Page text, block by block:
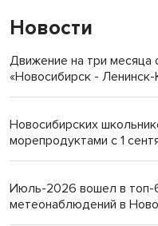
Новости
Движение на три месяца
«Новосибирск - Ленинск-
Новосибирских
морепродуктами с 1
Июль-2026 вошел в топ-
метеонаблюдений в